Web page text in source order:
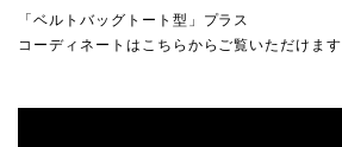
「ベルトバッグトート型」プラス
コーディネートはこちらからご覧いただけます